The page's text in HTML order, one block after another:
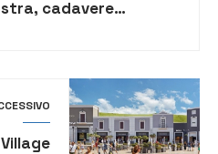
cadavere